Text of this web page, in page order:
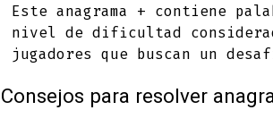
Este anagrama + contiene
nivel de dificultad
jugadores que buscan un
Consejos para resolver